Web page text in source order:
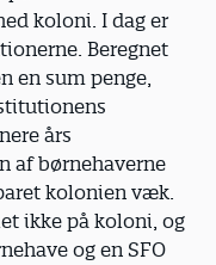
koloni. I dag er
Beregnet
en sum penge,
års
af børnehaverne
kolonien væk.
ikke på koloni, og
og en SFO